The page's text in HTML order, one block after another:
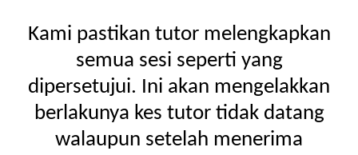
Kami pastikan tutor melengkapkan
semua sesi seperti yang
dipersetujui. Ini akan mengelakkan
berlakunya kes tutor tidak datang
walaupun setelah menerima